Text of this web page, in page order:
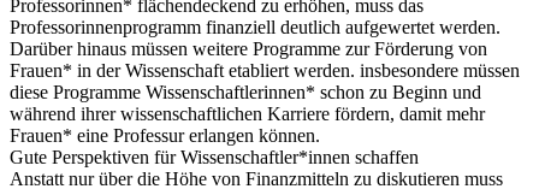
Professorinnen* flächendeckend zu erhöhen, muss das
Professorinnenprogramm finanziell deutlich aufgewertet werden.
Darüber hinaus müssen weitere Programme zur Förderung von
Frauen* in der Wissenschaft etabliert werden. insbesondere müssen
diese Programme Wissenschaftlerinnen* schon zu Beginn und
während ihrer wissenschaftlichen Karriere fördern, damit mehr
Frauen* eine Professur erlangen können.
Gute Perspektiven für Wissenschaftler*innen schaffen
Anstatt nur über die Höhe von Finanzmitteln zu diskutieren muss